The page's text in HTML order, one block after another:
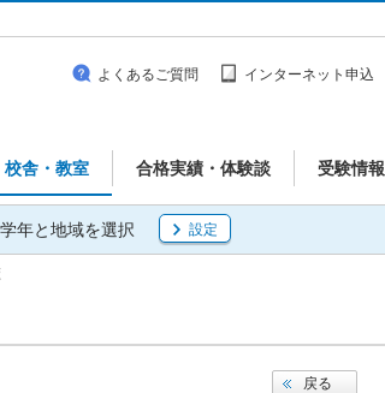
校舎・教室 合格実績・体験談 受験情報
よくあるご質問 インターネット申込
学年と地域を選択 設定
戻る